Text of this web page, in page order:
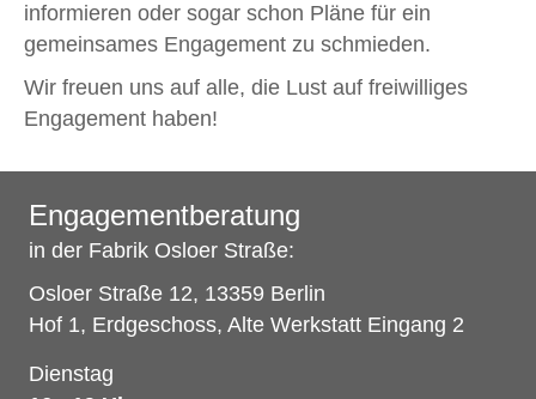
informieren oder sogar schon Pläne für ein
gemeinsames Engagement zu schmieden.
Wir freuen uns auf alle, die Lust auf freiwilliges
Engagement haben!
Engagementberatung
in der Fabrik Osloer Straße:
Osloer Straße 12, 13359 Berlin
Hof 1, Erdgeschoss, Alte Werkstatt Eingang 2
Dienstag